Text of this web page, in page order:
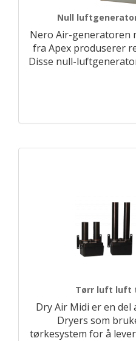
Null
Nero Air-generatoren
fra Apex produserer
Disse null-
Tørr luft luft
Dry Air Midi er en del
Dryers som
tørkesystem for å